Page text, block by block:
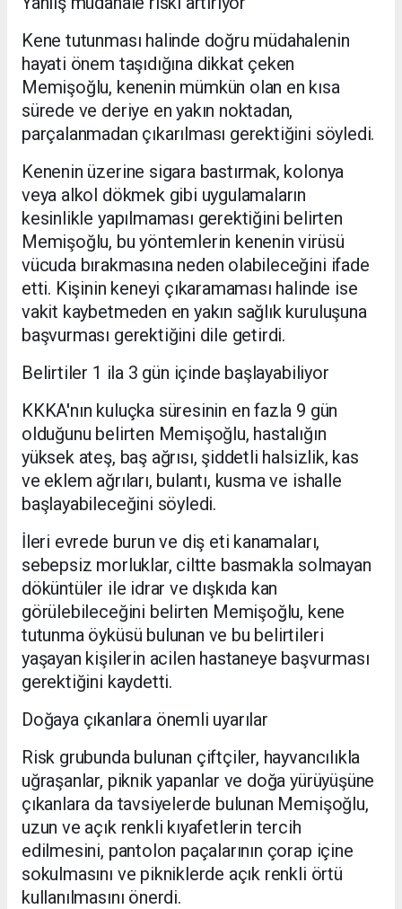
Kene tutunması halinde doğru müdahalenin
hayati önem taşıdığına dikkat çeken
Memişoğlu, kenenin mümkün olan en kısa
sürede ve deriye en yakın noktadan,
parçalanmadan çıkarılması gerektiğini söyledi.
Kenenin üzerine sigara bastırmak, kolonya
veya alkol dökmek gibi uygulamaların
kesinlikle yapılmaması gerektiğini belirten
Memişoğlu, bu yöntemlerin kenenin virüsü
vücuda bırakmasına neden olabileceğini ifade
etti. Kişinin keneyi çıkaramaması halinde ise
vakit kaybetmeden en yakın sağlık kuruluşuna
başvurması gerektiğini dile getirdi.
Belirtiler 1 ila 3 gün içinde başlayabiliyor
KKKA'nın kuluçka süresinin en fazla 9 gün
olduğunu belirten Memişoğlu, hastalığın
yüksek ateş, baş ağrısı, şiddetli halsizlik, kas
ve eklem ağrıları, bulantı, kusma ve ishalle
başlayabileceğini söyledi.
İleri evrede burun ve diş eti kanamaları,
sebepsiz morluklar, ciltte basmakla solmayan
döküntüler ile idrar ve dışkıda kan
görülebileceğini belirten Memişoğlu, kene
tutunma öyküsü bulunan ve bu belirtileri
yaşayan kişilerin acilen hastaneye başvurması
gerektiğini kaydetti.
Doğaya çıkanlara önemli uyarılar
Risk grubunda bulunan çiftçiler, hayvancılıkla
uğraşanlar, piknik yapanlar ve doğa yürüyüşüne
çıkanlara da tavsiyelerde bulunan Memişoğlu,
uzun ve açık renkli kıyafetlerin tercih
edilmesini, pantolon paçalarının çorap içine
sokulmasını ve pikniklerde açık renkli örtü
kullanılmasını önerdi.